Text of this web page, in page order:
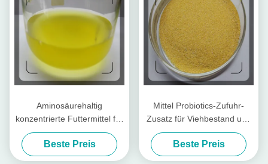
Aminosäurehaltig
konzentrierte Futtermittel für
Geflügel und Vieh
Beste Preis
Mittel Probiotics-Zufuhr-
Zusatz für Viehbestand und
Geflügel
Beste Preis